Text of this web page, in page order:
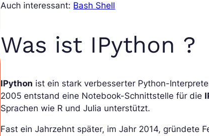
Auch interessant: Bash Shell
Was ist IPython ?
IPython ist ein stark verbesserter Python-
2005 entstand eine Notebook-Schnittstelle für die
Sprachen wie R und Julia unterstützt.
Fast ein Jahrzehnt später, im Jahr 2014, gründete